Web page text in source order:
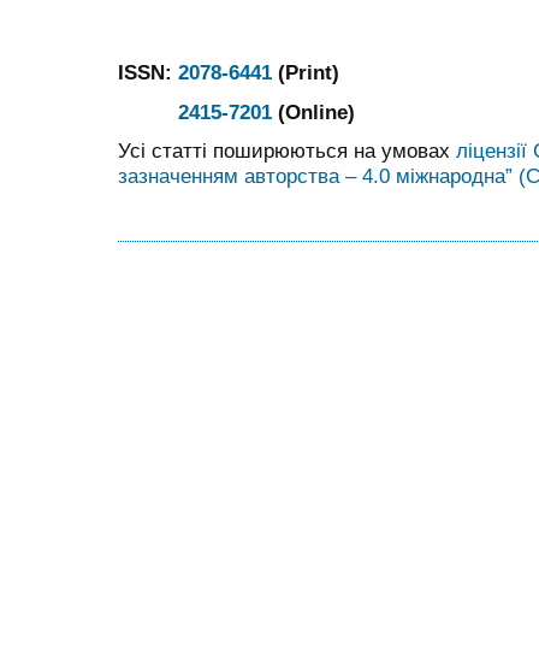
ISSN: 2078-6441 (Print)
2415-7201 (Online)
Усі статті поширюються на умовах
зазначенням авторства – 4.0 міжнародна”